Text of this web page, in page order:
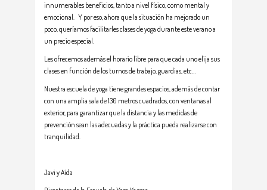
innumerables beneficios, tanto a nivel físico, como mental y
emocional. Y por eso, ahora que la situación ha mejorado un
poco, queríamos facilitarles clases de yoga durante este verano a
un precio especial.
Les ofrecemos además el horario libre para que cada uno elija sus
clases en función de los turnos de trabajo, guardias, etc…
Nuestra escuela de yoga tiene grandes espacios, además de contar
con una amplia sala de 130 metros cuadrados, con ventanas al
exterior, para garantizar que la distancia y las medidas de
prevención sean las adecuadas y la práctica pueda realizarse con
tranquilidad.
Javi y Aída